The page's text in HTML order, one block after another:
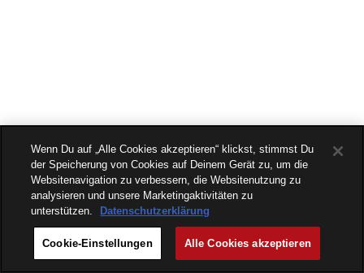
Wenn Du auf „Alle Cookies akzeptieren“ klickst, stimmst Du
der Speicherung von Cookies auf Deinem Gerät zu, um die
Websitenavigation zu verbessern, die Websitenutzung zu
analysieren und unsere Marketingaktivitäten zu
unterstützen.
Datenschutzerklärung
Cookie-Einstellungen Alle Cookies akzeptieren